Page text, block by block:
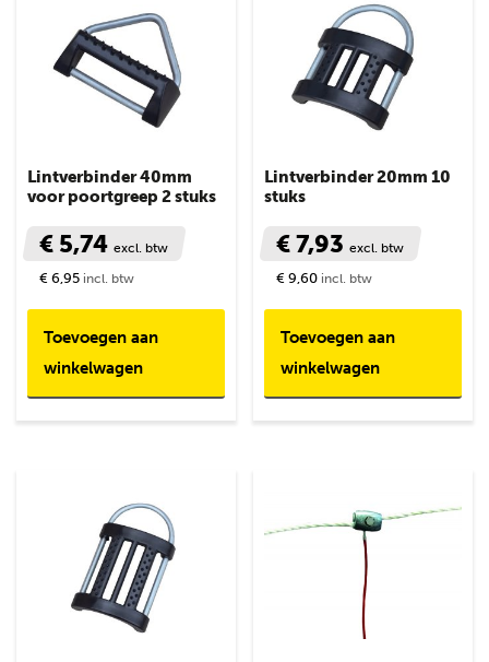
Lintverbinder 40mm
voor poortgreep 2 stuks
€ 5,74 excl. btw
€ 6,95 incl. btw
Toevoegen aan
winkelwagen
Lintverbinder 20mm 10
stuks
€ 7,93excl. btw
€ 9,60 incl. btw
Toevoegen aan
winkelwagen